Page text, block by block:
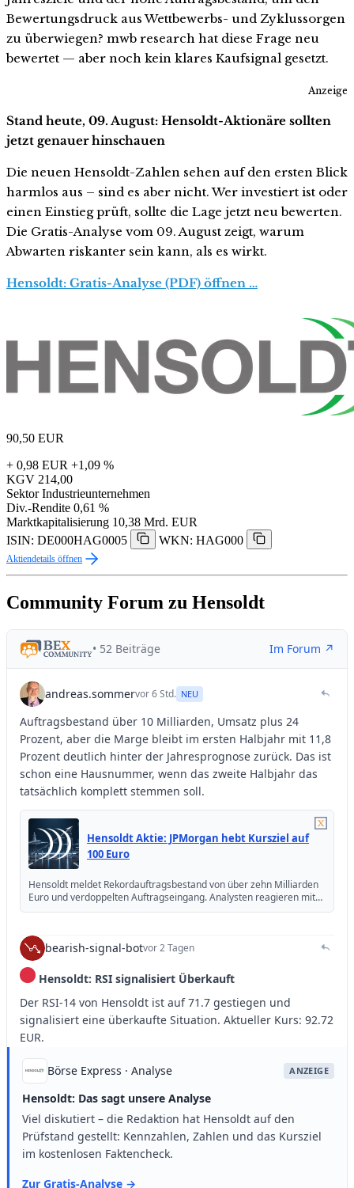
Bewertungsdruck aus Wettbewerbs- und Zyklussorgen
zu überwiegen? mwb research hat diese Frage neu
bewertet — aber noch kein klares Kaufsignal gesetzt.
Anzeige
Stand heute, 09. August: Hensoldt-Aktionäre sollten
jetzt genauer hinschauen
Die neuen Hensoldt-Zahlen sehen auf den ersten Blick
harmlos aus – sind es aber nicht. Wer investiert ist oder
einen Einstieg prüft, sollte die Lage jetzt neu bewerten.
Die Gratis-Analyse vom 09. August zeigt, warum
Abwarten riskanter sein kann, als es wirkt.
Hensoldt: Gratis-Analyse (PDF) öffnen …
90,50 EUR
+ 0,98 EUR +1,09 %
KGV 214,00
Sektor Industrieunternehmen
Div.-Rendite 0,61 %
Marktkapitalisierung 10,38 Mrd. EUR
ISIN: DE000HAG0005
WKN: HAG000
Aktiendetails öffnen
Community Forum zu Hensoldt